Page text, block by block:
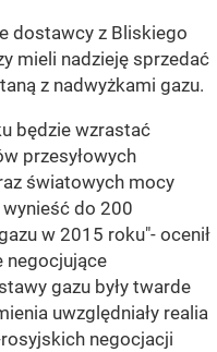
dostawcy z Bliskiego
mieli nadzieję sprzedać
z nadwyżkami gazu.
będzie wzrastać
przesyłowych
światowych mocy
do 200
w 2015 roku"- ocenił
negocjujące
gazu były twarde
uwzględniały realia
negocjacji